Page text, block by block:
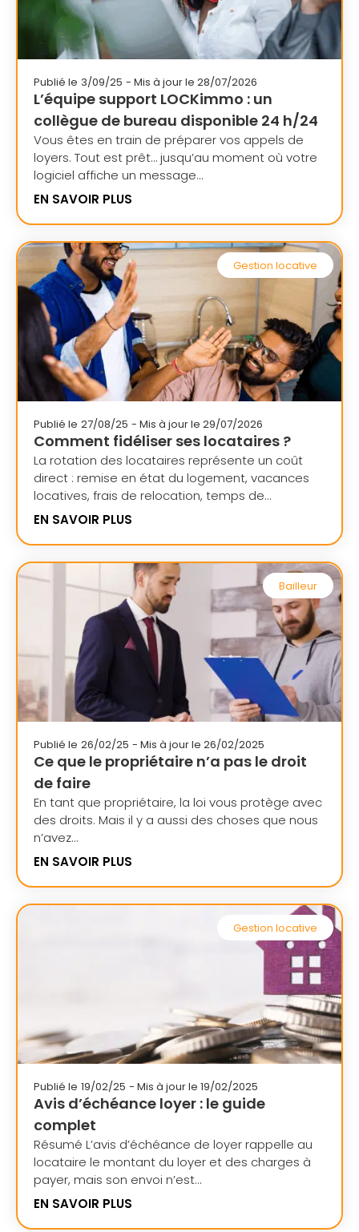
Publié le 3/09/25 - Mis à jour le 28/07/2026
L’équipe support LOCKimmo : un
collègue de bureau disponible 24 h/24
Vous êtes en train de préparer vos appels de
loyers. Tout est prêt… jusqu’au moment où votre
logiciel affiche un message...
EN SAVOIR PLUS
Gestion locative
Publié le 27/08/25 - Mis à jour le 29/07/2026
Comment fidéliser ses locataires ?
La rotation des locataires représente un coût
direct : remise en état du logement, vacances
locatives, frais de relocation, temps de...
EN SAVOIR PLUS
Bailleur
Publié le 26/02/25 - Mis à jour le 26/02/2025
Ce que le propriétaire n’a pas le droit
de faire
En tant que propriétaire, la loi vous protège avec
des droits. Mais il y a aussi des choses que nous
n’avez...
EN SAVOIR PLUS
Gestion locative
Publié le 19/02/25 - Mis à jour le 19/02/2025
Avis d’échéance loyer : le guide
complet
Résumé L’avis d’échéance de loyer rappelle au
locataire le montant du loyer et des charges à
payer, mais son envoi n’est...
EN SAVOIR PLUS